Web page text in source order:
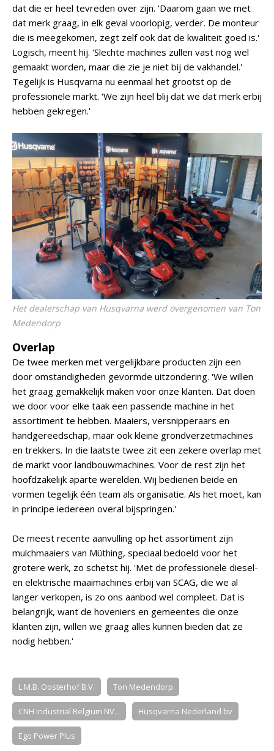
dat die er heel tevreden over zijn. 'Daarom gaan we met
dat merk graag, in elk geval voorlopig, verder. De monteur
die is meegekomen, zegt zelf ook dat de kwaliteit goed is.'
Logisch, meent hij. 'Slechte machines zullen vast nog wel
gemaakt worden, maar die zie je niet bij de vakhandel.'
Tegelijk is Husqvarna nu eenmaal het grootst op de
professionele markt. 'We zijn heel blij dat we dat merk erbij
hebben gekregen.'
Het dealerschap van Husqvarna werd overgenomen van Ton
Medendorp
Overlap
De twee merken met vergelijkbare producten zijn een
door omstandigheden gevormde uitzondering. 'We willen
het graag gemakkelijk maken voor onze klanten. Dat doen
we door voor elke taak een passende machine in het
assortiment te hebben. Maaiers, versnipperaars en
handgereedschap, maar ook kleine grondverzetmachines
en trekkers. In die laatste twee zit een zekere overlap met
de markt voor landbouwmachines. Voor de rest zijn het
hoofdzakelijk aparte werelden. Wij bedienen beide en
vormen tegelijk één team als organisatie. Als het moet, kan
in principe iedereen overal bijspringen.'
De meest recente aanvulling op het assortiment zijn
mulchmaaiers van Müthing, speciaal bedoeld voor het
grotere werk, zo schetst hij. 'Met de professionele diesel-
en elektrische maaimachines erbij van SCAG, die we al
langer verkopen, is zo ons aanbod wel compleet. Dat is
belangrijk, want de hoveniers en gemeentes die onze
klanten zijn, willen we graag alles kunnen bieden dat ze
nodig hebben.'
L.M.B. Oosterhof B.V. Ton Medendorp
CNH Industrial Belgium NV... Husqvarna Nederland bv
Ego Power Plus